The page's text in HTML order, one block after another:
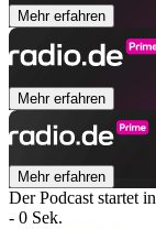
Mehr erfahren
Mehr erfahren
Mehr erfahren
Der Podcast startet in
- 0 Sek.